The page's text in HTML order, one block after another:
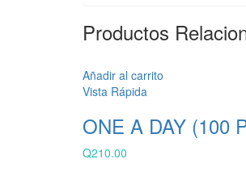
Productos
Añadir al carrito
Vista Rápida
ONE A DAY (100
Q210.00